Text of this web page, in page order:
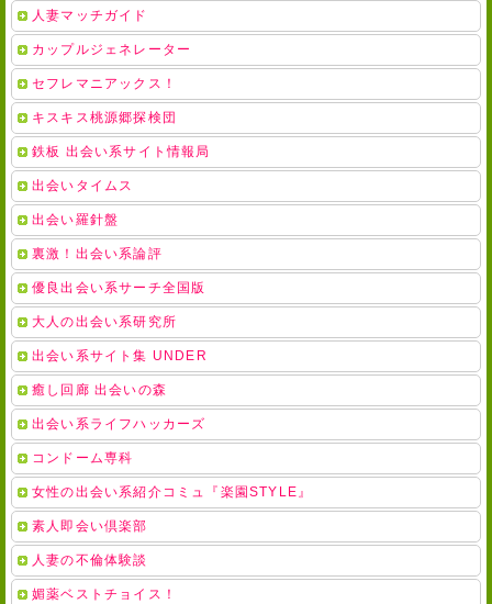
人妻マッチガイド
カップルジェネレーター
セフレマニアックス！
キスキス桃源郷探検団
鉄板 出会い系サイト情報局
出会いタイムス
出会い羅針盤
裏激！出会い系論評
優良出会い系サーチ全国版
大人の出会い系研究所
出会い系サイト集 UNDER
癒し回廊 出会いの森
出会い系ライフハッカーズ
コンドーム専科
女性の出会い系紹介コミュ『楽園STYLE』
素人即会い倶楽部
人妻の不倫体験談
媚薬ベストチョイス！